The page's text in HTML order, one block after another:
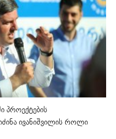
პროექტების
ივანიშვილის როლი